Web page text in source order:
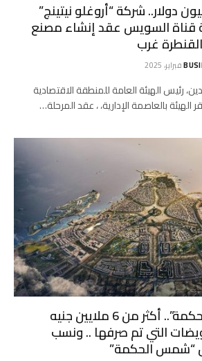
120 مليون دولار.. شركة “أروغلو نيتينج”
قناة السويس عقد إنشاء مصنع
غرب
رئيس الهيئة العامة للمنطقة الاقتصادية
الهيئة بالعاصمة الإدارية، ، عقد المرحلة…
مستجدات “رأس الحكمة”.. أكثر من 6 ملايين جنيه
التي تم صرفها .. ونسب
“شمس الحكمة”